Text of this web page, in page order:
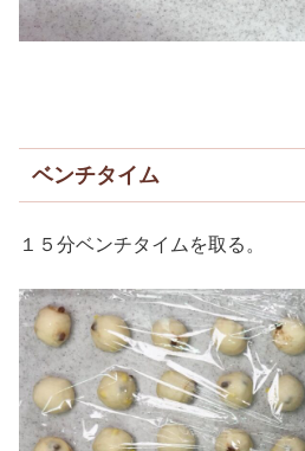
ベンチタイム
１５分ベンチタイムを取る。